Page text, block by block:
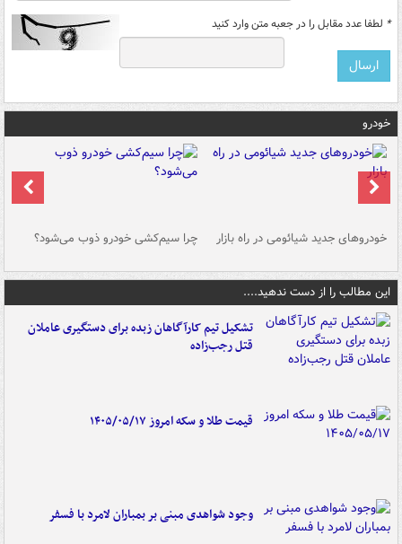
* لطفا عدد مقابل را در جعبه متن وارد کنید
خودرو
خودروهای جدید شیائومی در راه بازار چرا سیم‌کشی خودرو ذوب می‌شود؟
این مطالب را از دست ندهید....
تشکیل تیم کارآگاهان زبده برای دستگیری عاملان
قتل رجب‌زاده
قیمت طلا و سکه امروز ۱۴۰۵/۰۵/۱۷
وجود شواهدی مبنی بر بمباران لامرد با فسفر